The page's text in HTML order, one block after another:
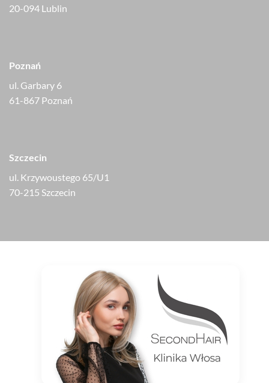
20-094 Lublin
Poznań
ul. Garbary 6
61-867 Poznań
Szczecin
ul. Krzywoustego 65/U1
70-215 Szczecin